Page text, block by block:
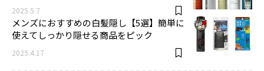
2025.5.7
メンズにおすすめの白髪隠し【5選】簡単に
使えてしっかり隠せる商品をピック
2025.4.17